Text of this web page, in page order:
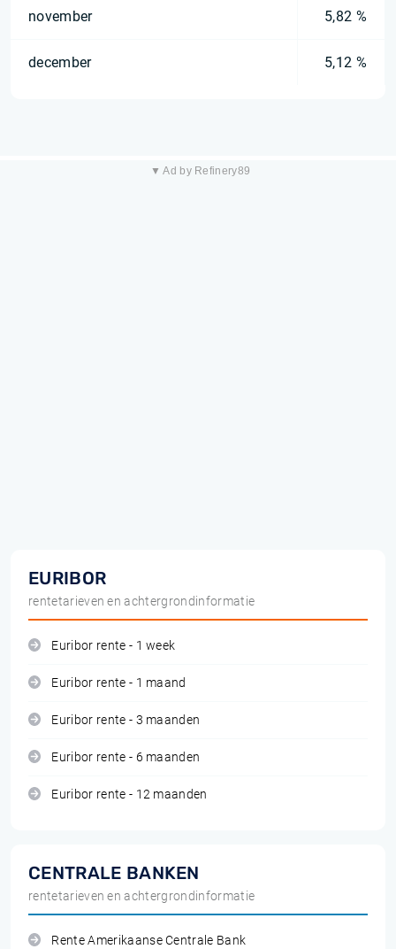
november 5,82 %
december 5,12 %
▼ Ad by Refinery89
EURIBOR
rentetarieven en achtergrondinformatie
Euribor rente - 1 week
Euribor rente - 1 maand
Euribor rente - 3 maanden
Euribor rente - 6 maanden
Euribor rente - 12 maanden
CENTRALE BANKEN
rentetarieven en achtergrondinformatie
Rente Amerikaanse Centrale Bank